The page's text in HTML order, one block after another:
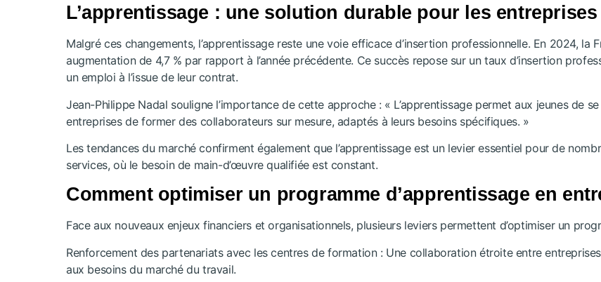
L’apprentissage : une solution durable pour les entreprises
Malgré ces changements, l’apprentissage reste une voie efficace d’insertion professionnelle. En 2024,
augmentation de 4,7 % par rapport à l’année précédente. Ce succès repose sur un taux d’insertion
un emploi à l’issue de leur contrat.
Jean-Philippe Nadal souligne l’importance de cette approche : « L’apprentissage permet aux jeunes de
entreprises de former des collaborateurs sur mesure, adaptés à leurs besoins spécifiques. »
Les tendances du marché confirment également que l’apprentissage est un levier essentiel pour de
services, où le besoin de main-d’œuvre qualifiée est constant.
Comment optimiser un programme d’apprentissage en
Face aux nouveaux enjeux financiers et organisationnels, plusieurs leviers permettent d’optimiser un
Renforcement des partenariats avec les centres de formation : Une collaboration étroite entre
aux besoins du marché du travail.